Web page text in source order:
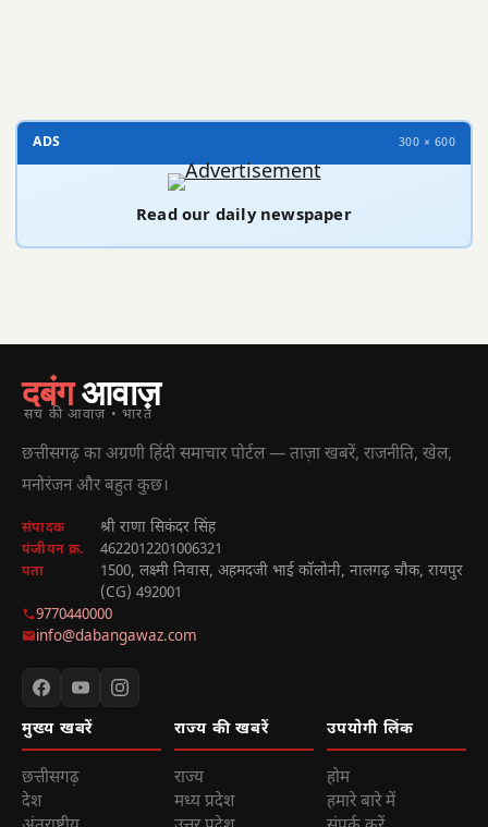
ADS 300 × 600
Read our daily newspaper
दबंगआवाज़
सच की आवाज़ • भारत
छत्तीसगढ़ का अग्रणी हिंदी समाचार पोर्टल — ताज़ा खबरें, राजनीति, खेल,
मनोरंजन और बहुत कुछ।
संपादक श्री राणा सिकंदर सिंह
पंजीयन क्र. 4622012201006321
पता
1500, लक्ष्मी निवास, अहमदजी भाई कॉलोनी, नालगढ़ चौक, रायपुर
(CG) 492001
9770440000
info@dabangawaz.com
मुख्य खबरें
छत्तीसगढ़
देश
राज्य की खबरें
राज्य
मध्य प्रदेश
उपयोगी लिंक
होम
हमारे बारे में